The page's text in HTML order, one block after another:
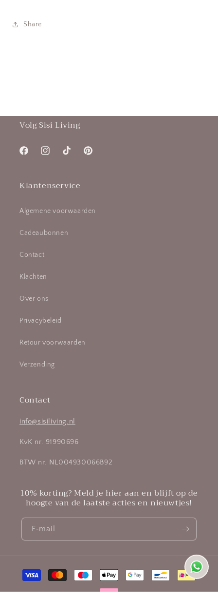
Share
Volg Sisi Living
FacebookInstagramTikTok Pinterest
Klantenservice
Algemene voorwaarden
Cadeaubonnen
Contact
Klachten
Over ons
Privacybeleid
Retour voorwaarden
Verzending
Contact
info@sisiliving.nl
KvK nr. 91990696
BTW nr. NL004930066B92
10% korting? Meld je hier aan en blijft op de
hoogte van de laatste acties en nieuwtjes!
E‑mail
Betaalmethoden